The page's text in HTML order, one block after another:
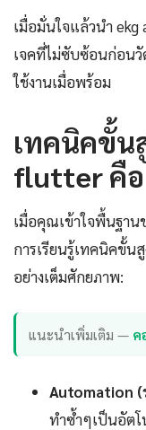
เมื่อมั่นใจแล้วนำ ekg
เจคที่ไม่ซับซ้อนก่อน
ใช้งานเมื่อพร้อม
เทคนิคขั้น
flutter คือ
เมื่อคุณเข้าใจพื้นฐา
การเรียนรู้เทคนิคขั้น
อย่างเต็มศักยภาพ:
แนะนำเพิ่มเติม — ค
Automation
ทำซ้ำๆเป็นอัต